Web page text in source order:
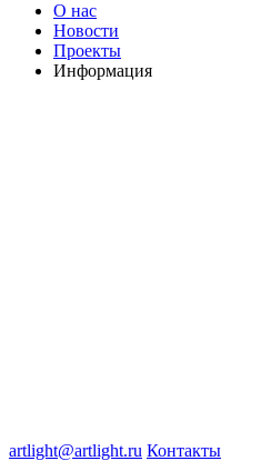
О нас
Новости
Проекты
Информация
artlight@artlight.ru Контакты